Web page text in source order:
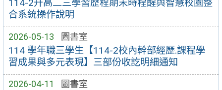
114-2升高二三學習歷程期末時程醒與智慧校園整
合系統操作說明
2026-05-13 圖書室
114 學年職三學生【114-2校內幹部經歷.課程學
習成果與多元表現】三部份收訖明細通知
2026-04-11 圖書室